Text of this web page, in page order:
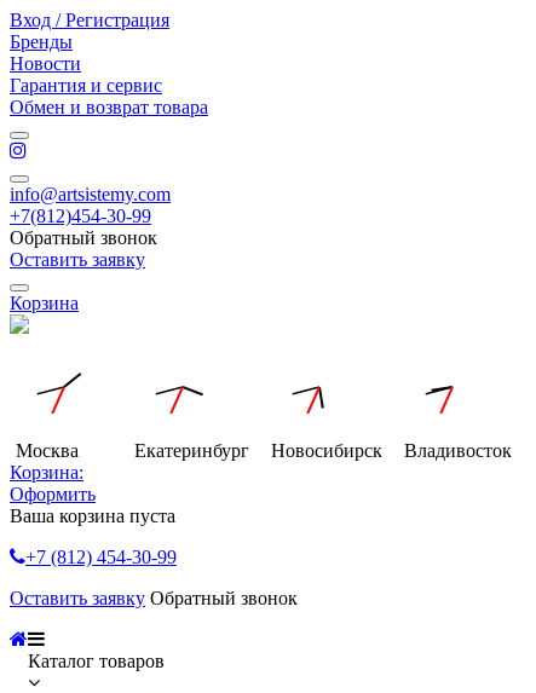
Вход / Регистрация
Бренды
Новости
Гарантия и сервис
Обмен и возврат товара
info@artsistemy.com
+7(812)454-30-99
Обратный звонок
Оставить заявку
Корзина
Москва Екатеринбург Новосибирск
Владивосток
Корзина:
Оформить
Ваша корзина пуста
+7 (812) 454-30-99
Оставить заявку Обратный звонок
Каталог товаров